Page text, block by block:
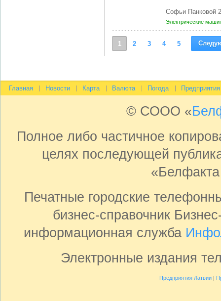
Софьи Панковой
Электрические
1 2 3 4 5
Главная Новости Карта Валюта Погода Предприятия
© СООО «
Полное либо частичное
целях последующей
Печатные городские
бизнес-справочник
информационная служба
Электронные издания
Предприятия Латвии|